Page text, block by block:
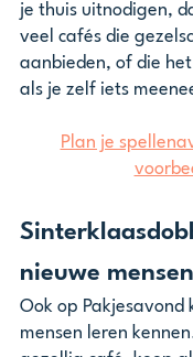
je thuis uitnodigen,
veel cafés die
aanbieden, of die
als je zelf iets
Plan je
nieuwe mensen
Ook op Pakjesavond
mensen leren